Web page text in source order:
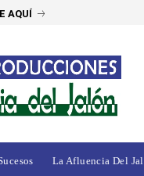
AQUÍ
La Afluencia Del